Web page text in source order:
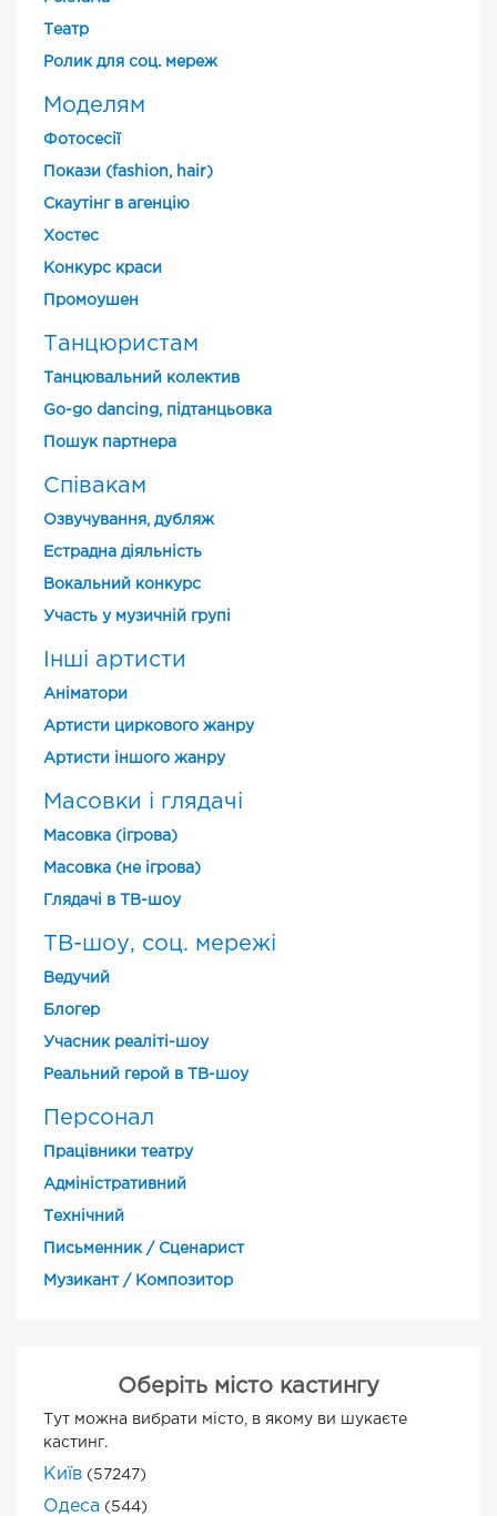
Театр
Ролик для соц. мереж
Моделям
Фотосесії
Покази (fashion, hair)
Скаутінг в агенцію
Хостес
Конкурс краси
Промоушен
Танцюристам
Танцювальний колектив
Go-go dancing, підтанцьовка
Пошук партнера
Співакам
Озвучування, дубляж
Естрадна діяльність
Вокальний конкурс
Участь у музичній групі
Інші артисти
Аніматори
Артисти циркового жанру
Артисти іншого жанру
Масовки і глядачі
Масовка (ігрова)
Масовка (не ігрова)
Глядачі в ТВ-шоу
ТВ-шоу, соц. мережі
Ведучий
Блогер
Учасник реаліті-шоу
Реальний герой в ТВ-шоу
Персонал
Працівники театру
Адміністративний
Технічний
Письменник / Сценарист
Музикант / Композитор
Оберіть місто кастингу
Тут можна вибрати місто, в якому ви шукаєте
кастинг.
Київ (57247)
Одеса (544)